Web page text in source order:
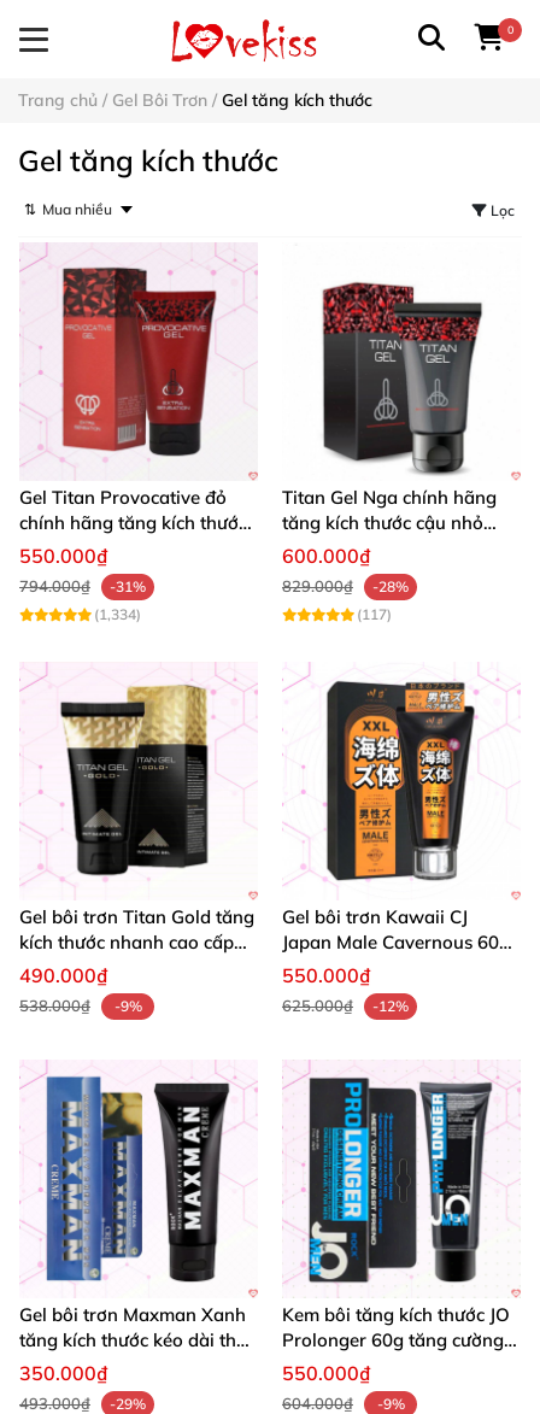
0
Trang chủ / Gel Bôi Trơn / Gel tăng kích thước
Gel tăng kích thước
⇅ Lọc
Gel Titan Provocative đỏ
chính hãng tăng kích thước
nam tự tin 50ml
550.000₫
794.000₫
-31%
(1,334)
Titan Gel Nga chính hãng
tăng kích thước cậu nhỏ
nhanh chóng giảm giá
600.000₫
829.000₫
-28%
(117)
Gel bôi trơn Titan Gold tăng
kích thước nhanh cao cấp
50ml an toàn hiệu quả
490.000₫
538.000₫ -9%
Gel bôi trơn Kawaii CJ
Japan Male Cavernous 60ml
giúp tăng kích thước cương
550.000₫
625.000₫ -12%
Gel bôi trơn Maxman Xanh
tăng kích thước kéo dài thời
gian chai 60ml
350.000₫
493.000₫ -29%
Kem bôi tăng kích thước JO
Prolonger 60g tăng cường
sinh lý nam kéo dài thời
gian quan hệ
550.000₫
604.000₫ -9%